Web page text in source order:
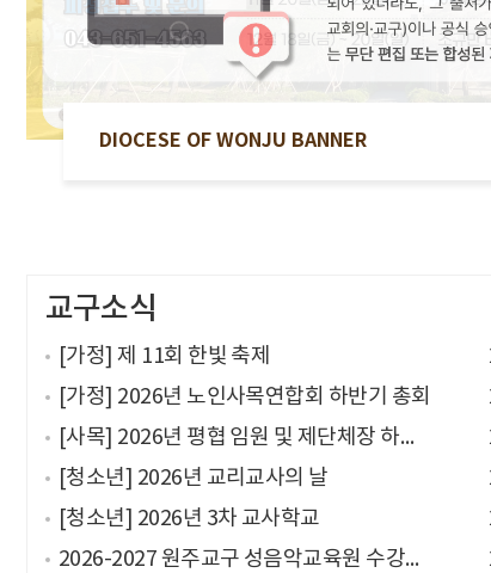
DIOCESE OF WONJU BANNER
천주교 원주교구의 미
사 시간을 확인해보세
본당의 소개 및
방법을 소개합
교구소식
[가정] 제 11회 한빛 축제
[가정] 2026년 노인사목연합회 하반기 총회
[사목] 2026년 평협 임원 및 제단체장 하계 연수
[청소년] 2026년 교리교사의 날
[청소년] 2026년 3차 교사학교
2026-2027 원주교구 성음악교육원 수강생 모집